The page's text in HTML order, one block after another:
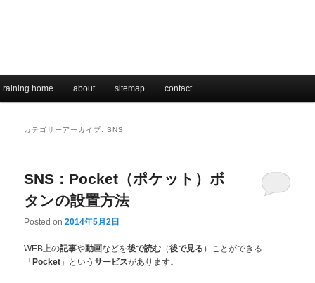
メインコンテンツへ移動
サブコンテンツへ移動
raining home about sitemap contact
カテゴリーアーカイブ:SNS
SNS：Pocket（ポケット）ボ
タンの設置方法
Posted on2014年5月2日
WEB上の記事や動画などを後で読む （後で見る ）ことができる
「 Pocket 」というサービスがあります。